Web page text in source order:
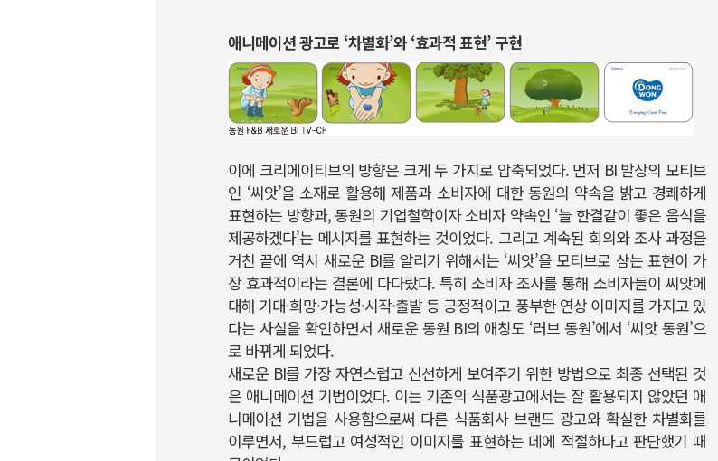
애니메이션 광고로 ‘차별화’와 ‘효과적 표현’ 구현
이에 크리에이티브의 방향은 크게 두 가지로 압축되었다. 먼저 BI 발상의 모티브
인 ‘씨앗’을 소재로 활용해 제품과 소비자에 대한 동원의 약속을 밝고 경쾌하게
표현하는 방향과, 동원의 기업철학이자 소비자 약속인 ‘늘 한결같이 좋은 음식을
제공하겠다’는 메시지를 표현하는 것이었다. 그리고 계속된 회의와 조사 과정을
거친 끝에 역시 새로운 BI를 알리기 위해서는 ‘씨앗’을 모티브로 삼는 표현이 가
장 효과적이라는 결론에 다다랐다. 특히 소비자 조사를 통해 소비자들이 씨앗에
대해 기대·희망·가능성·시작·출발 등 긍정적이고 풍부한 연상 이미지를 가지고 있
다는 사실을 확인하면서 새로운 동원 BI의 애칭도 ‘러브 동원’에서 ‘씨앗 동원’으
로 바뀌게 되었다.
새로운 BI를 가장 자연스럽고 신선하게 보여주기 위한 방법으로 최종 선택된 것
은 애니메이션 기법이었다. 이는 기존의 식품광고에서는 잘 활용되지 않았던 애
니메이션 기법을 사용함으로써 다른 식품회사 브랜드 광고와 확실한 차별화를
이루면서, 부드럽고 여성적인 이미지를 표현하는 데에 적절하다고 판단했기 때